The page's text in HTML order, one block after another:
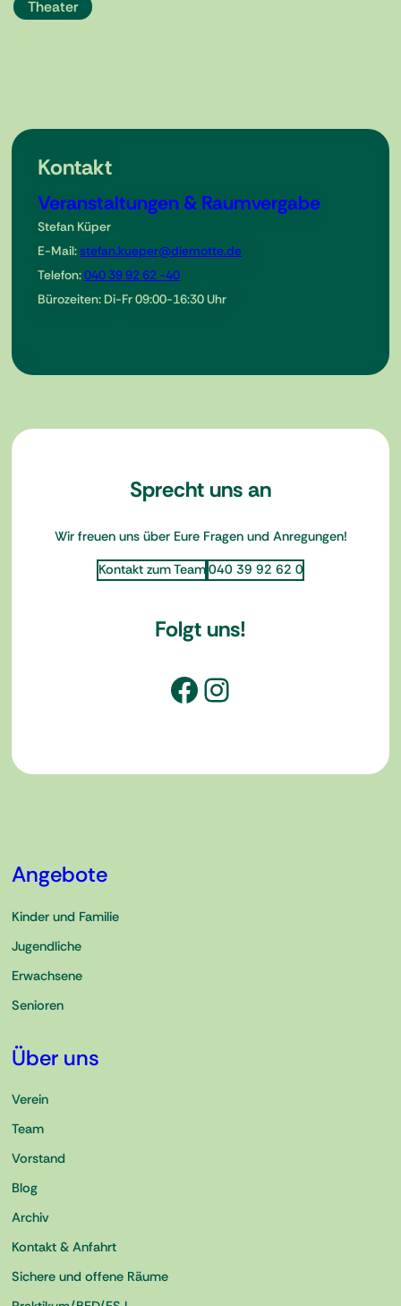
Theater
Kontakt
Veranstaltungen & Raumvergabe
Stefan Küper
E-Mail:stefan.kueper@diemotte.de
Telefon:040 39 92 62 -40
Bürozeiten: Di-Fr 09:00-16:30 Uhr
Sprecht uns an
Wir freuen uns über Eure Fragen und Anregungen!
Kontakt zum Team 040 39 92 62 0
Folgt uns!
Facebook
Instagram
Angebote
Kinder und Familie
Jugendliche
Erwachsene
Senioren
Über uns
Verein
Team
Vorstand
Blog
Archiv
Kontakt & Anfahrt
Sichere und offene Räume